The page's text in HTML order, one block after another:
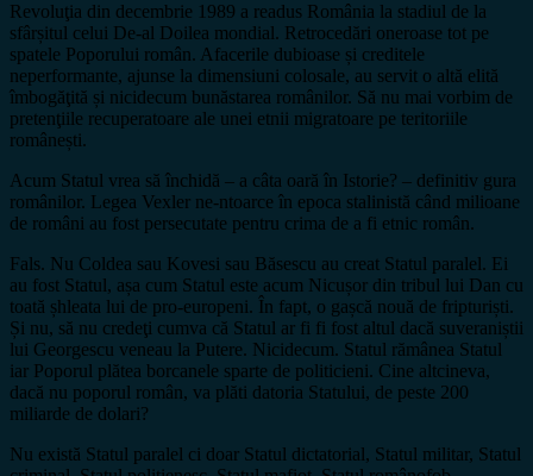
Revoluţia din decembrie 1989 a readus România la stadiul de la
sfârșitul celui De-al Doilea mondial. Retrocedări oneroase tot pe
spatele Poporului român. Afacerile dubioase și creditele
neperformante, ajunse la dimensiuni colosale, au servit o altă elită
îmbogăţită și nicidecum bunăstarea românilor. Să nu mai vorbim de
pretenţiile recuperatoare ale unei etnii migratoare pe teritoriile
românești.
Acum Statul vrea să închidă – a câta oară în Istorie? – definitiv gura
românilor. Legea Vexler ne-ntoarce în epoca stalinistă când milioane
de români au fost persecutate pentru crima de a fi etnic român.
Fals. Nu Coldea sau Kovesi sau Băsescu au creat Statul paralel. Ei
au fost Statul, așa cum Statul este acum Nicușor din tribul lui Dan cu
toată șhleata lui de pro-europeni. În fapt, o gașcă nouă de fripturiști.
Și nu, să nu credeţi cumva că Statul ar fi fi fost altul dacă suveraniștii
lui Georgescu veneau la Putere. Nicidecum. Statul rămânea Statul
iar Poporul plătea borcanele sparte de politicieni. Cine altcineva,
dacă nu poporul român, va plăti datoria Statului, de peste 200
miliarde de dolari?
Nu există Statul paralel ci doar Statul dictatorial, Statul militar, Statul